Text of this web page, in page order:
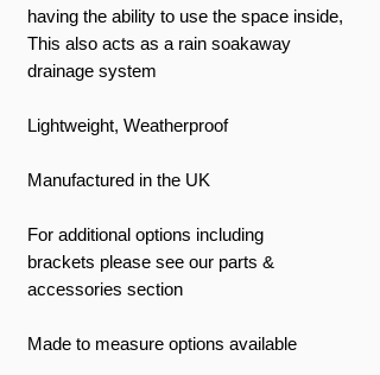
having the ability to use the space inside,
This also acts as a rain soakaway
drainage system
Lightweight, Weatherproof
Manufactured in the UK
For additional options including
brackets please see our parts &
accessories section
Made to measure options available